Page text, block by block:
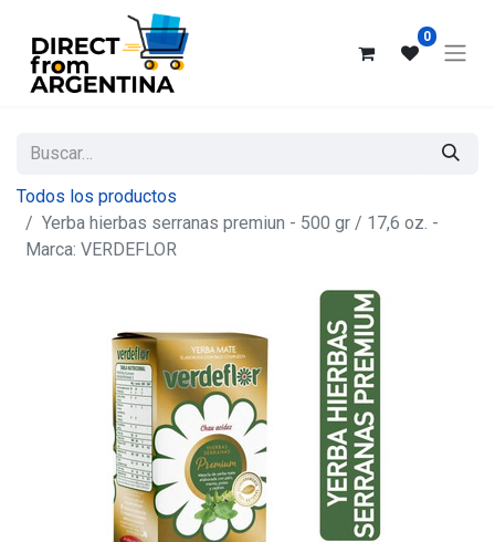
0
Todos los productos
Yerba hierbas serranas premiun - 500 gr / 17,6 oz. -
Marca: VERDEFLOR